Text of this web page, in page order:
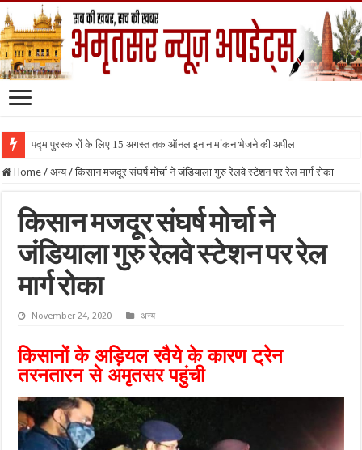
पद्म पुरस्कारों के लिए 15 अगस्त तक ऑनलाइन नामांकन भेजने की अपील
Home / अन्य / किसान मजदूर संघर्ष मोर्चा ने जंडियाला गुरु रेलवे स्टेशन पर रेल मार्ग रोका
किसान मजदूर संघर्ष मोर्चा ने
जंडियाला गुरु रेलवे स्टेशन पर रेल
मार्ग रोका
November 24, 2020 अन्य
किसानों के अड़ियल रवैये के कारण ट्रेन
तरनतारन से अमृतसर पहुंची